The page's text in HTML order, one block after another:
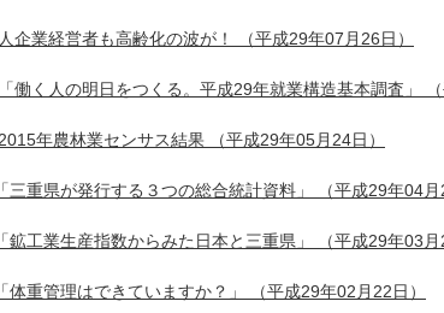
業経営者も高齢化の波が！ （平成29年07月26日）
働く人の明日をつくる。平成29年就業構造基本調査」
年農林業センサス結果 （平成29年05月24日）
三重県が発行する３つの総合統計資料」 （平成29年04月
鉱工業生産指数からみた日本と三重県」 （平成29年03月
体重管理はできていますか？」 （平成29年02月22日）